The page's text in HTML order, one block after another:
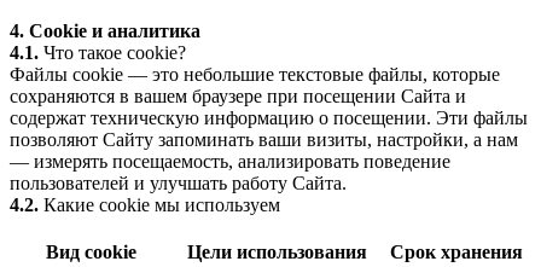
4. Cookie и аналитика
4.1. Что такое cookie?
Файлы cookie — это небольшие текстовые файлы, которые
сохраняются в вашем браузере при посещении Сайта и
содержат техническую информацию о посещении. Эти файлы
позволяют Сайту запоминать ваши визиты, настройки, а нам
— измерять посещаемость, анализировать поведение
пользователей и улучшать работу Сайта.
4.2. Какие cookie мы используем
Вид cookie Цели использования Срок хранения